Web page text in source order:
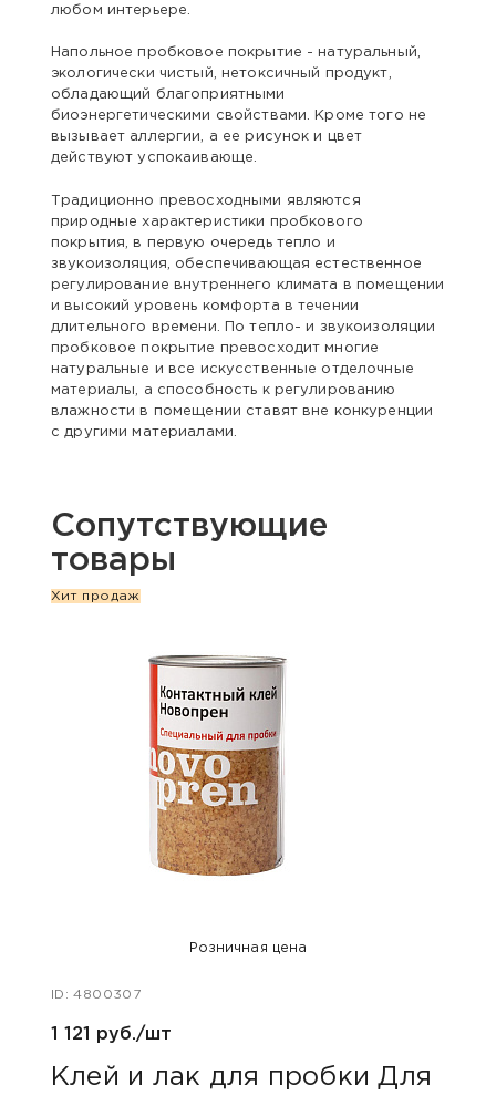
любом интерьере.
Напольное пробковое покрытие - натуральный,
экологически чистый, нетоксичный продукт,
обладающий благоприятными
биоэнергетическими свойствами. Кроме того не
вызывает аллергии, а ее рисунок и цвет
действуют успокаивающе.
Традиционно превосходными являются
природные характеристики пробкового
покрытия, в первую очередь тепло и
звукоизоляция, обеспечивающая естественное
регулирование внутреннего климата в помещении
и высокий уровень комфорта в течении
длительного времени. По тепло- и звукоизоляции
пробковое покрытие превосходит многие
натуральные и все искусственные отделочные
материалы, а способность к регулированию
влажности в помещении ставят вне конкуренции
с другими материалами.
Сопутствующие
товары
Хит продаж
Розничная цена
ID: 4800307
1 121 руб./шт
Клей и лак для пробки Для